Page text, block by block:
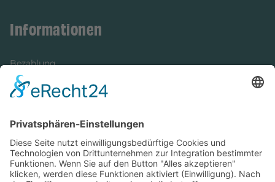
Informationen
Bezahlung
Newsletter
Versandinformationen
Verfügbarkeit/Verträglichkeit
Rechtliches